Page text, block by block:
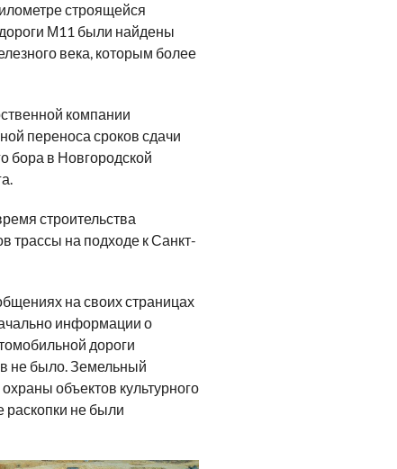
строящейся
М11 были найдены
века, которым более
компании
переноса сроков сдачи
бора в Новгородской
строительства
трассы на подходе к Санкт-
на своих страницах
информации о
дороги
не было. Земельный
объектов культурного
раскопки не были